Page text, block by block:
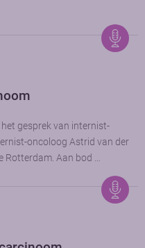
gesprek van internist-
oncoloog Astrid van der
Rotterdam. Aan bod …